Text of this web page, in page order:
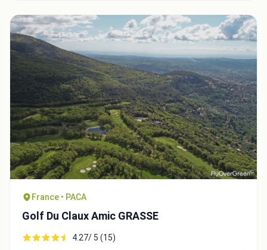
France • PACA
Golf Du Claux Amic GRASSE
4.27/ 5 (15)